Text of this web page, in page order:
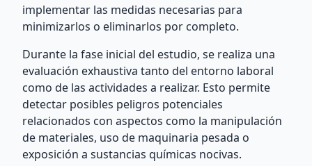
implementar las medidas necesarias para
minimizarlos o eliminarlos por completo.
Durante la fase inicial del estudio, se realiza una
evaluación exhaustiva tanto del entorno laboral
como de las actividades a realizar. Esto permite
detectar posibles peligros potenciales
relacionados con aspectos como la manipulación
de materiales, uso de maquinaria pesada o
exposición a sustancias químicas nocivas.